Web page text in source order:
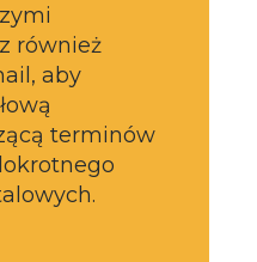
również
aby
terminów